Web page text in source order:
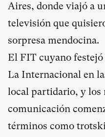
Aires, donde viajó a
televisión que
sorpresa mendocina.
El FIT cuyano
La Internacional en
local partidario, y los
comunicación
términos como